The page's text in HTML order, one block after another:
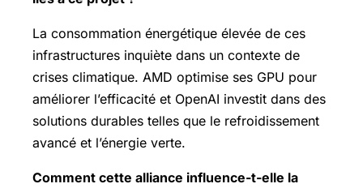
La consommation énergétique élevée de ces
infrastructures inquiète dans un contexte de
crises climatique. AMD optimise ses GPU pour
améliorer l’efficacité et OpenAI investit dans des
solutions durables telles que le refroidissement
avancé et l’énergie verte.
Comment cette alliance influence-t-elle la